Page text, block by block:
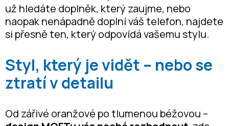
už hledáte doplněk, který zaujme, nebo
naopak nenápadně doplní váš telefon, najdete
si přesně ten, který odpovídá vašemu stylu.
Styl, který je vidět – nebo se
ztratí v detailu
Od zářivé oranžové po tlumenou béžovou –